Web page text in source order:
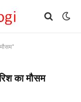
का मौसम